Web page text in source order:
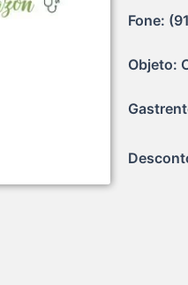
Fone:
Objeto: